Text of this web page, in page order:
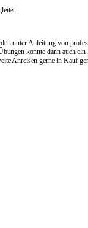
unter Anleitung von
konnte dann auch
Anreisen gerne in Kauf